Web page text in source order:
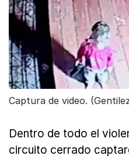
Captura de video.
Dentro de todo el
circuito cerrado